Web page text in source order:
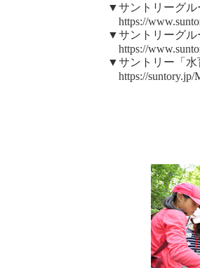
▼サントリーグル
https://
▼サントリーグル
https://
▼サントリー「水
https://